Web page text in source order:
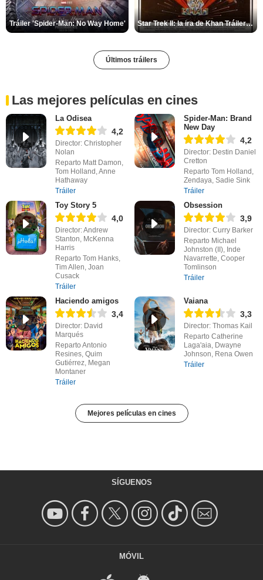
Tráiler 'Spider-Man: No Way Home' Star Trek II: la ira de Khan Tráiler VO
Últimos tráilers
Las mejores películas en cines
La Odisea
4,2
Director: Christopher
Nolan
Reparto Matt Damon,
Tom Holland, Anne
Hathaway
Tráiler
Spider-Man: Brand
New Day
4,2
Director: Destin Daniel
Cretton
Reparto Tom Holland,
Zendaya, Sadie Sink
Tráiler
Toy Story 5
4,0
Director: Andrew
Stanton, McKenna
Harris
Reparto Tom Hanks,
Tim Allen, Joan
Cusack
Tráiler
Obsession
3,9
Director: Curry Barker
Reparto Michael
Johnston (II), Inde
Navarrette, Cooper
Tomlinson
Tráiler
Haciendo amigos
3,4
Director: David
Marqués
Reparto Antonio
Resines, Quim
Gutiérrez, Megan
Montaner
Tráiler
Vaiana
3,3
Director: Thomas Kail
Reparto Catherine
Laga'aia, Dwayne
Johnson, Rena Owen
Tráiler
Mejores películas en cines
SÍGUENOS
MÓVIL